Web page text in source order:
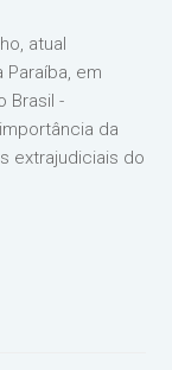
atual
em
Brasil -
da
extrajudiciais do